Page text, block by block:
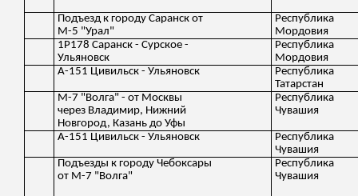
Подъезд к городу Саранск от
М-5 "Урал"
Республика
Мордовия
1Р178 Саранск - Сурское -
Ульяновск
Республика
Мордовия
А-151 Цивильск - Ульяновск
Республика
Татарстан
М-7 "Волга" - от Москвы
через Владимир, Нижний
Новгород, Казань до Уфы
Республика
Чувашия
А-151 Цивильск - Ульяновск
Республика
Чувашия
Подъезды к городу Чебоксары
от М-7 "Волга"
Республика
Чувашия